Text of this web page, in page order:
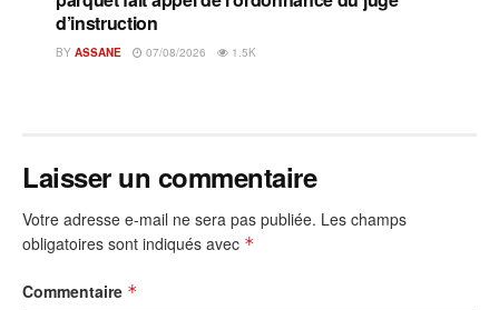
d’instruction
BY ASSANE 07/08/2026 1.5K
Laisser un commentaire
Votre adresse e-mail ne sera pas publiée. Les champs
obligatoires sont indiqués avec *
Commentaire *